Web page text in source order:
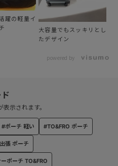
材としてFOO-PACKでも採用し
ンも全て日本製。
ジナイロングループ
ーブランド。
高品質の糸と織の技術で
使用されており
#ポーチ 軽い #TO&FRO ポーチ
張 ポーチ
ポーチ TO&FRO
示されます。
躍の軽量イ
大容量でもスッキリとし
たデザイン
powered by